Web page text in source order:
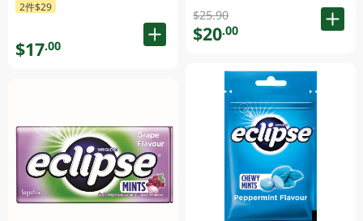
2件$29
$17.00
$25.90
$20.00